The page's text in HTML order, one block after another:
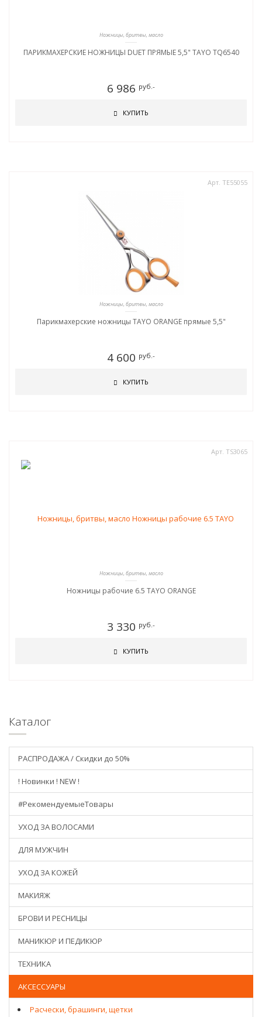
Ножницы, бритвы, масло
ПАРИКМАХЕРСКИЕ НОЖНИЦЫ DUET ПРЯМЫЕ 5,5" TAYO TQ6540
6 986 руб.-
КУПИТЬ
Арт. TE55055
Ножницы, бритвы, масло
Парикмахерские ножницы TAYO ORANGE прямые 5,5"
4 600 руб.-
КУПИТЬ
Арт. TS3065
Ножницы, бритвы, масло
Ножницы рабочие 6.5 TAYO ORANGE
3 330 руб.-
КУПИТЬ
Каталог
РАСПРОДАЖА / Скидки до 50%
! Новинки ! NEW !
#РекомендуемыеТовары
УХОД ЗА ВОЛОСАМИ
ДЛЯ МУЖЧИН
УХОД ЗА КОЖЕЙ
МАКИЯЖ
БРОВИ И РЕСНИЦЫ
МАНИКЮР И ПЕДИКЮР
ТЕХНИКА
АКСЕССУАРЫ
Расчески, брашинги, щетки